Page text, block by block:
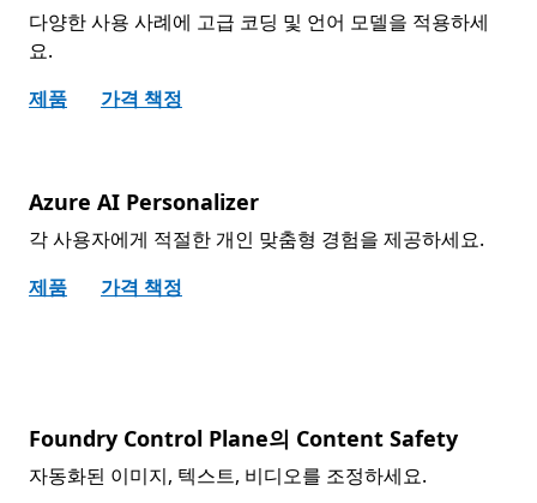
다양한 사용 사례에 고급 코딩 및 언어 모델을 적용하세
요.
제품
가격 책정
Azure AI Personalizer
각 사용자에게 적절한 개인 맞춤형 경험을 제공하세요.
제품
가격 책정
Foundry Control Plane의 Content Safety
자동화된 이미지, 텍스트, 비디오를 조정하세요.